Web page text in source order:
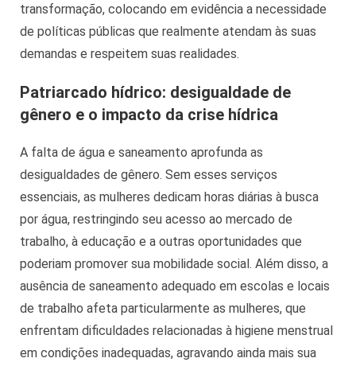
transformação, colocando em evidência a necessidade
de políticas públicas que realmente atendam às suas
demandas e respeitem suas realidades.
Patriarcado hídrico: desigualdade de
gênero e o impacto da crise hídrica
A falta de água e saneamento aprofunda as
desigualdades de gênero. Sem esses serviços
essenciais, as mulheres dedicam horas diárias à busca
por água, restringindo seu acesso ao mercado de
trabalho, à educação e a outras oportunidades que
poderiam promover sua mobilidade social. Além disso, a
ausência de saneamento adequado em escolas e locais
de trabalho afeta particularmente as mulheres, que
enfrentam dificuldades relacionadas à higiene menstrual
em condições inadequadas, agravando ainda mais sua